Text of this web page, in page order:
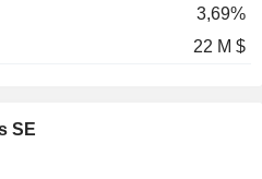
3,69%
22 M $
SE